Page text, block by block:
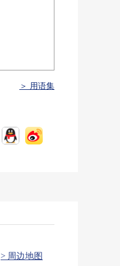
＞ 用语集
> 周边地图